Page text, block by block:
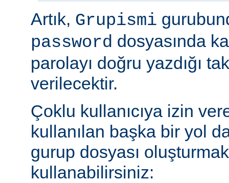
Artık, Grupismi
password dosyasında
parolayı doğru yazdığı
verilecektir.
Çoklu kullanıcıya izin
kullanılan başka bir yol
gurup dosyası
kullanabilirsiniz: